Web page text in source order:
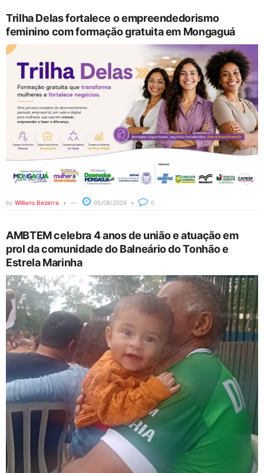
Trilha Delas fortalece o empreendedorismo
feminino com formação gratuita em Mongaguá
by Willians Bezerra 05/08/2026 0
AMBTEM celebra 4 anos de união e atuação em
prol da comunidade do Balneário do Tonhão e
Estrela Marinha